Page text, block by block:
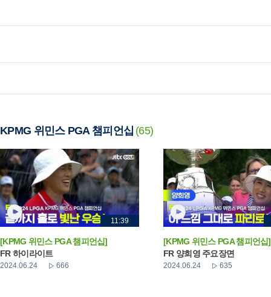
KPMG 위민스 PGA 챔피언십 (65)
11:39
[KPMG 위민스 PGA 챔피언십]
FR 하이라이트
2024.06.24 666
[KPMG 위민스 PGA 챔피언십]
FR 양희영 주요장면
2024.06.24 635